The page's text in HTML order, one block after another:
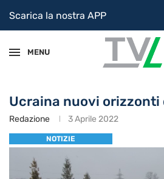
Scarica la nostra APP
MENU
Ucraina nuovi orizzonti
Redazione 3 Aprile 2022
NOTIZIE